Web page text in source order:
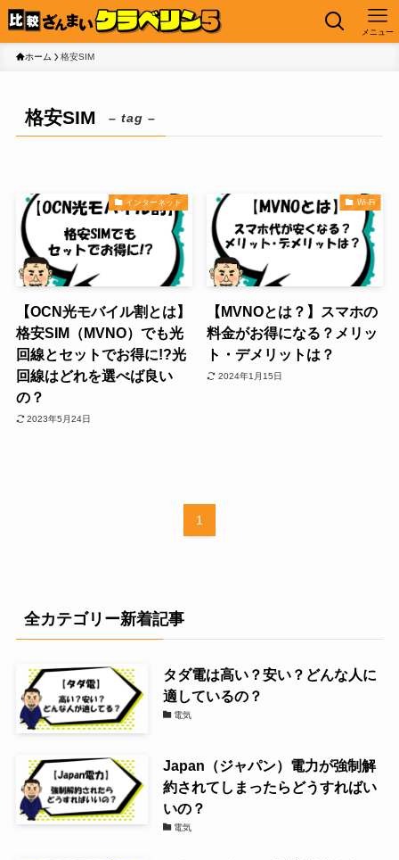
メニュー
ホーム 格安SIM
格安SIM – tag –
インターネット
【OCN光モバイル割とは】
格安SIM（MVNO）でも光
回線とセットでお得に!?光
回線はどれを選べば良い
の？
2023年5月24日
Wi-Fi
【MVNOとは？】スマホの
料金がお得になる？メリッ
ト・デメリットは？
2024年1月15日
1
全カテゴリー新着記事
タダ電は高い？安い？どんな人に
適しているの？
電気
Japan（ジャパン）電力が強制解
約されてしまったらどうすればい
いの？
電気